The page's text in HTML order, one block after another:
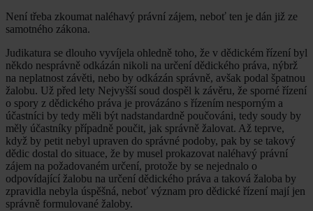
Není třeba zkoumat naléhavý právní zájem, neboť ten je dán již ze
samotného zákona.
Judikatura se dlouho vyvíjela ohledně toho, že v dědickém řízení byl
někdo nesprávně odkázán nikoli na určení dědického práva, nýbrž
na neplatnost závěti, nebo by odkázán správně, avšak podal špatnou
žalobu. Už před lety Nejvyšší soud dospěl k závěru, že sporné řízení
o spory z dědického práva je provázáno s řízením nesporným a
účastníci by tedy měli být nadstandardně poučováni, tedy soudy by
měly účastníky případně poučit, jak správně žalovat. Až teprve,
když by petit nebyl upraven do správné podoby, pak by se takový
dědic dostal do situace, že by musel prokazovat naléhavý právní
zájem na požadovaném určení, protože by se nejednalo o
odpovídající žalobu na určení dědického práva a taková žaloba by
zpravidla nebyla úspěšná, neboť význam pro dědické řízení mají jen
správně formulované žaloby.